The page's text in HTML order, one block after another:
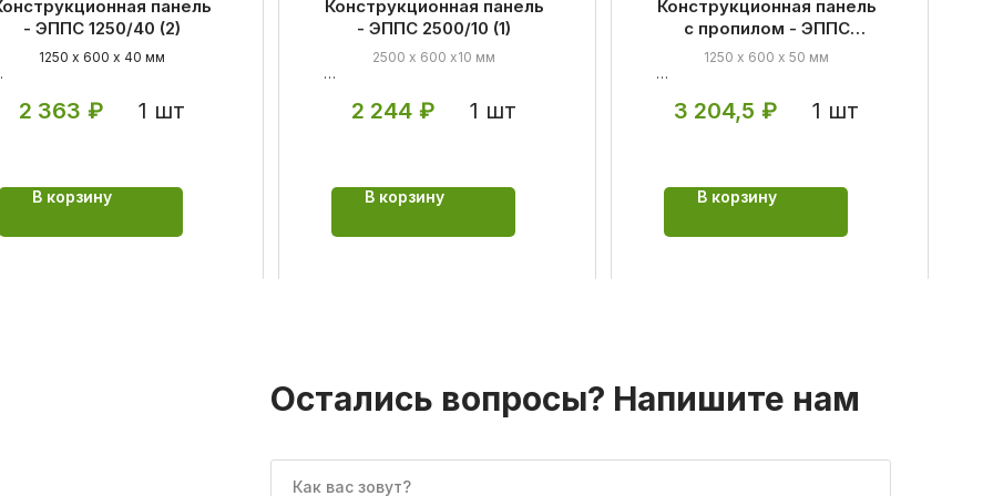
панель
- ЭППС 1250/40 (2)
1250 х 600 х 40 мм
пенополистирол и цементно-
полимерная смесь
2 363 ₽ 1 шт
В корзину
Конструкционная панель
- ЭППС 2500/10 (1)
2500 х 600 х10 мм
пенополистирол и цементно-
полимерная смесь
2 244 ₽ 1 шт
В корзину
Конструкционная панель
с пропилом - ЭППС
1250/50 (2)
1250 х 600 х 50 мм
пенополистирол и цементно-
полимерная смесь
3 204,5 ₽ 1 шт
В корзину
Как вас зовут?
Остались вопросы? Напишите нам